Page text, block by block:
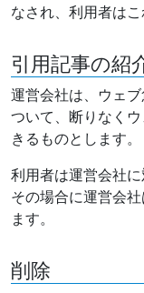
なされ、利用者はこ
引用記事の紹
運営会社は、ウェ
ついて、断りなく
きるものとします。
利用者は運営会社に
その場合に運営会
ます。
削除